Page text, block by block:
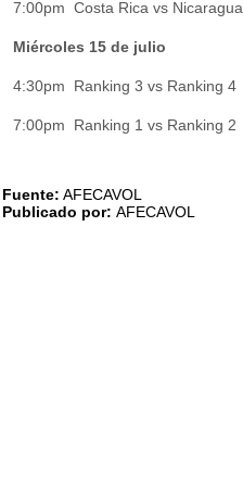
7:00pm Costa Rica vs Nicaragua
Miércoles 15 de julio
4:30pm Ranking 3 vs Ranking 4
7:00pm Ranking 1 vs Ranking 2
Fuente: AFECAVOL
Publicado por: AFECAVOL